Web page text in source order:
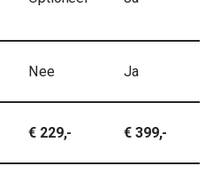
Nee Ja
€ 229,- € 399,-